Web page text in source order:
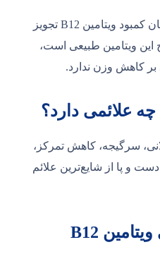
آمپول B12 معمولاً برای درمان کمبود ویتامین B12 تجویز
ویتامین طبیعی است،
سرگیجه، کاهش تمرکز،
و پا از شایع‌ترین علائم
بهترین منابع غذایی ویتامین B12